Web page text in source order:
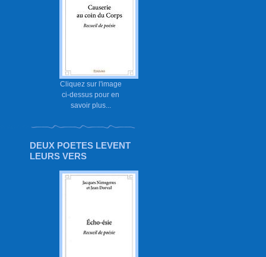
Cliquez sur l'image
ci-dessus pour en
savoir plus...
DEUX POETES LEVENT
LEURS VERS